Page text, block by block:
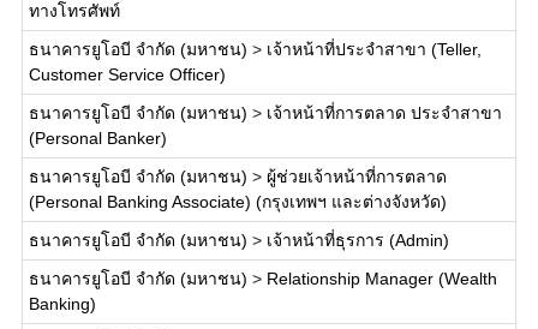
ทางโทรศัพท์
ธนาคารยูโอบี จำกัด (มหาชน) > เจ้าหน้าที่ประจำสาขา (Teller,
Customer Service Officer)
ธนาคารยูโอบี จำกัด (มหาชน) > เจ้าหน้าที่การตลาด ประจำสาขา
(Personal Banker)
ธนาคารยูโอบี จำกัด (มหาชน) > ผู้ช่วยเจ้าหน้าที่การตลาด
(Personal Banking Associate) (กรุงเทพฯ และต่างจังหวัด)
ธนาคารยูโอบี จำกัด (มหาชน) > เจ้าหน้าที่ธุรการ (Admin)
ธนาคารยูโอบี จำกัด (มหาชน) > Relationship Manager (Wealth
Banking)